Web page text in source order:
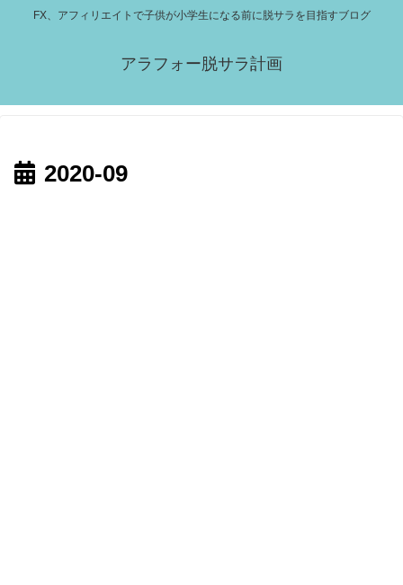
FX、アフィリエイトで子供が小学生になる前に脱サラを目指すブログ
アラフォー脱サラ計画
2020-09